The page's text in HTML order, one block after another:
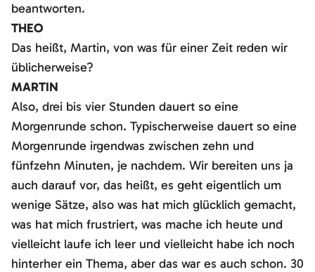
beantworten.
THEO
Das heißt, Martin, von was für einer Zeit reden wir
üblicherweise?
MARTIN
Also, drei bis vier Stunden dauert so eine
Morgenrunde schon. Typischerweise dauert so eine
Morgenrunde irgendwas zwischen zehn und
fünfzehn Minuten, je nachdem. Wir bereiten uns ja
auch darauf vor, das heißt, es geht eigentlich um
wenige Sätze, also was hat mich glücklich gemacht,
was hat mich frustriert, was mache ich heute und
vielleicht laufe ich leer und vielleicht habe ich noch
hinterher ein Thema, aber das war es auch schon. 30